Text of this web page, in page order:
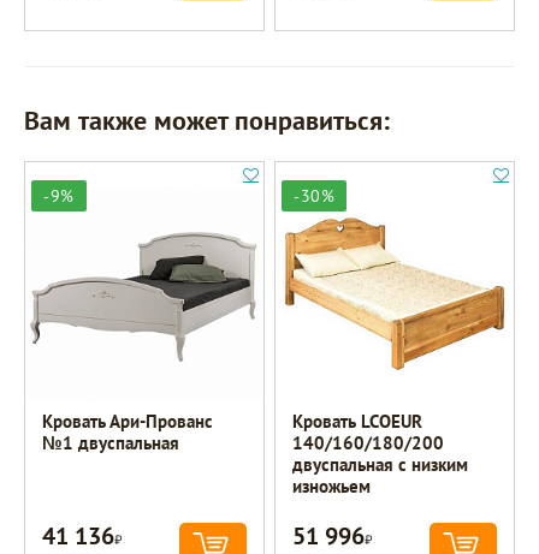
Вам также может понравиться:
-9%
Кровать Ари-Прованс
№1 двуспальная
41 136Р
-30%
Кровать LCOEUR
140/160/180/200
двуспальная с низким
изножьем
51 996Р